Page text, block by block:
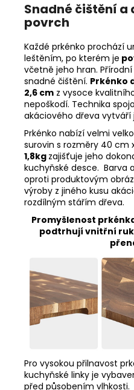
Snadné čištění
povrch
Každé prkénko prochází
leštěním, po kterém je
včetně jeho hran.
snadné čištění. Prkénko
2,6 cm z vysoce
nepoškodí. Technika
akáciového dřeva
Prkénko nabízí velmi
surovin s rozměry 40 cm
1,8kg zajišťuje jeho
kuchyňské desce. Barva
oproti produktovým
výroby z jiného kusu
rozdílným stářím dřeva.
Promyšlenost
podtrhují vnitřní
Pro vysokou přilnavost
kuchyňské linky je
před působením vlhkosti.